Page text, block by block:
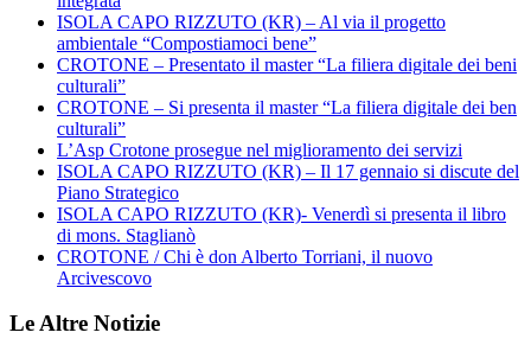
ISOLA CAPO RIZZUTO (KR) – Al via il progetto
ambientale “Compostiamoci bene”
CROTONE – Presentato il master “La filiera digitale dei beni
culturali”
CROTONE – Si presenta il master “La filiera digitale dei ben
culturali”
L’Asp Crotone prosegue nel miglioramento dei servizi
ISOLA CAPO RIZZUTO (KR) – Il 17 gennaio si discute del
Piano Strategico
ISOLA CAPO RIZZUTO (KR)- Venerdì si presenta il libro
di mons. Staglianò
CROTONE / Chi è don Alberto Torriani, il nuovo
Arcivescovo
Le Altre Notizie